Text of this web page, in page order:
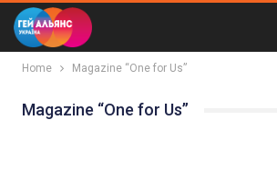
Home Magazine “One for Us”
Magazine “One for Us”